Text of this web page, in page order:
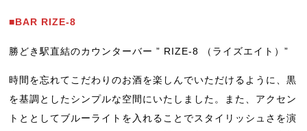
■BAR RIZE-8
勝どき駅直結のカウンターバー ” RIZE-8 （ライズエイト）”
時間を忘れてこだわりのお酒を楽しんでいただけるように、黒
を基調としたシンプルな空間にいたしました。また、アクセン
トととしてブルーライトを入れることでスタイリッシュさを演